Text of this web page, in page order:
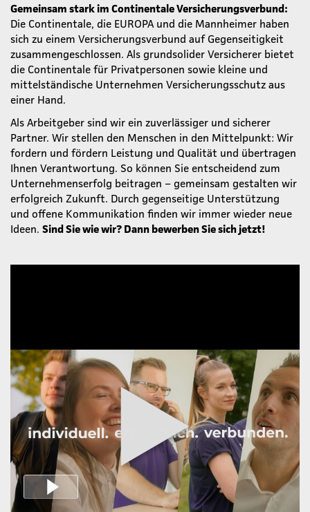
Gemeinsam stark im Continentale Versicherungsverbund:
Die Continentale, die EUROPA und die Mannheimer haben
sich zu einem Versicherungsverbund auf Gegenseitigkeit
zusammengeschlossen. Als grundsolider Versicherer bietet
die Continentale für Privatpersonen sowie kleine und
mittelständische Unternehmen Versicherungsschutz aus
einer Hand.
Als Arbeitgeber sind wir ein zuverlässiger und sicherer
Partner. Wir stellen den Menschen in den Mittelpunkt: Wir
fordern und fördern Leistung und Qualität und übertragen
Ihnen Verantwortung. So können Sie entscheidend zum
Unternehmenserfolg beitragen – gemeinsam gestalten wir
erfolgreich Zukunft. Durch gegenseitige Unterstützung
und offene Kommunikation finden wir immer wieder neue
Ideen. Sind Sie wie wir? Dann bewerben Sie sich jetzt!